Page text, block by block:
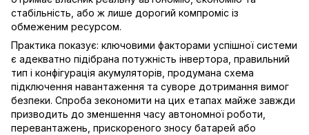
стабільність, або ж лише дорогий компроміс із
обмеженим ресурсом.
Практика показує: ключовими факторами успішної системи
є адекватно підібрана потужність інвертора, правильний
тип і конфігурація акумуляторів, продумана схема
підключення навантаження та суворе дотримання вимог
безпеки. Спроба зекономити на цих етапах майже завжди
призводить до зменшення часу автономної роботи,
перевантажень, прискореного зносу батарей або